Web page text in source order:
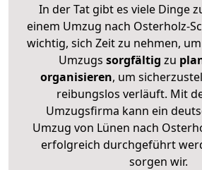
In der Tat gibt es viele Dinge
einem Umzug nach Osterholz-
wichtig, sich Zeit zu nehmen,
Umzugs sorgfältig zu
organisieren, um
reibungslos verläuft. Mit
Umzugsfirma kann ein
Umzug von Lünen nach
erfolgreich durchgeführt
sorgen wir.